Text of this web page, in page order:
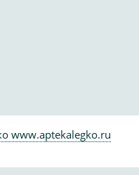
www.aptekalegko.ru